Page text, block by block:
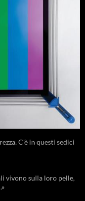
C'è in questi sedici
vivono sulla loro pelle,